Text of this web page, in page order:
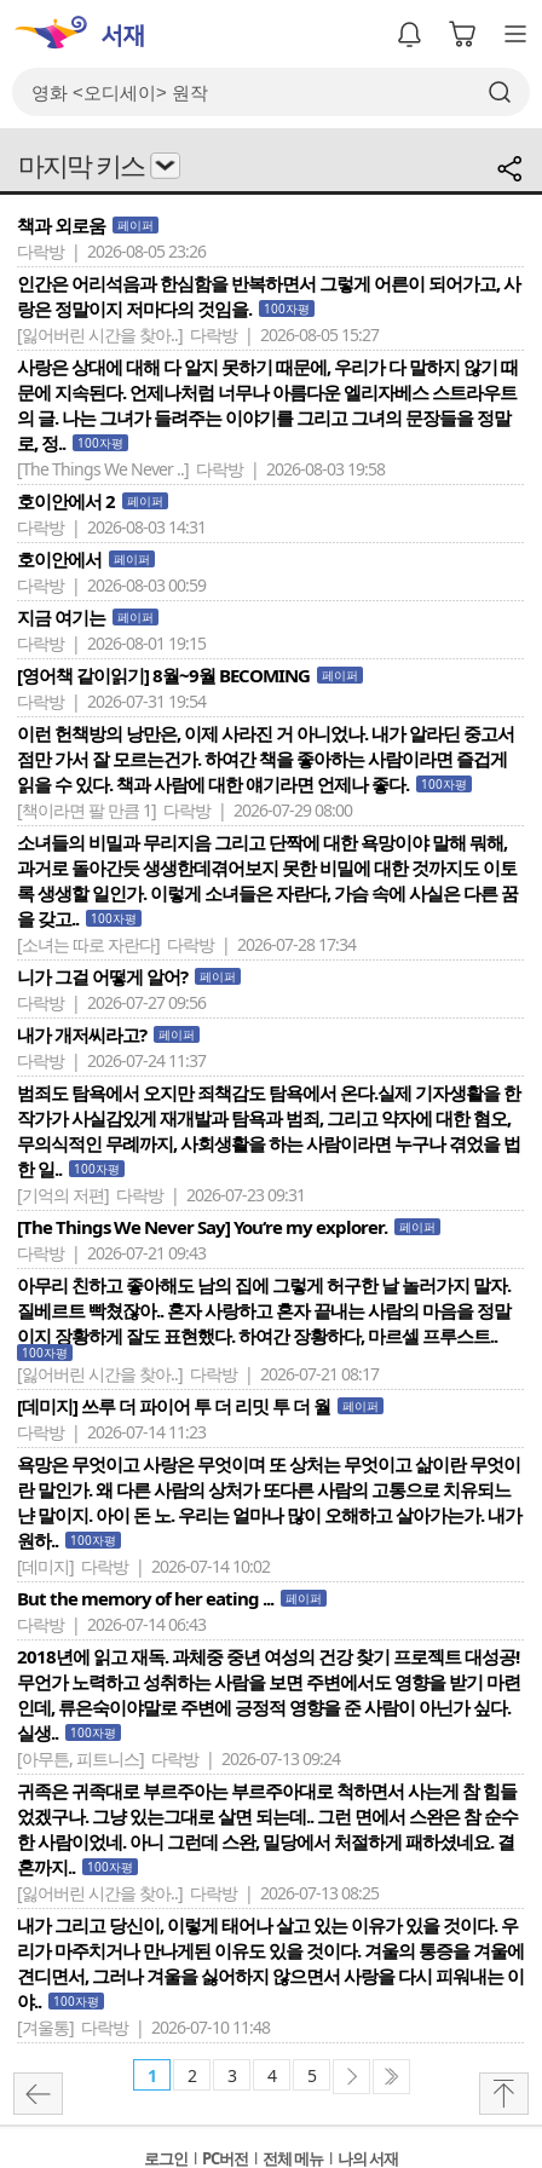
마지막 키스
책과 외로움 페이퍼
다락방 | 2026-08-05 23:26
인간은 어리석음과 한심함을 반복하면서 그렇게 어른이 되어가고, 사
랑은 정말이지 저마다의 것임을.
100자평
[잃어버린 시간을 찾아..] 다락방 | 2026-08-05 15:27
사랑은 상대에 대해 다 알지 못하기 때문에, 우리가 다 말하지 않기 때
문에 지속된다. 언제나처럼 너무나 아름다운 엘리자베스 스트라우트
의 글. 나는 그녀가 들려주는 이야기를 그리고 그녀의 문장들을 정말
로, 정..
100자평
[The Things We Never ..] 다락방 | 2026-08-03 19:58
호이안에서 2 페이퍼
다락방 | 2026-08-03 14:31
호이안에서 페이퍼
다락방 | 2026-08-03 00:59
지금 여기는 페이퍼
다락방 | 2026-08-01 19:15
[영어책 같이읽기] 8월~9월 BECOMING 페이퍼
다락방 | 2026-07-31 19:54
이런 헌책방의 낭만은, 이제 사라진 거 아니었나. 내가 알라딘 중고서
점만 가서 잘 모르는건가. 하여간 책을 좋아하는 사람이라면 즐겁게
읽을 수 있다. 책과 사람에 대한 얘기라면 언제나 좋다.
100자평
[책이라면 팔 만큼 1] 다락방 | 2026-07-29 08:00
소녀들의 비밀과 무리지음 그리고 단짝에 대한 욕망이야 말해 뭐해,
과거로 돌아간듯 생생한데겪어보지 못한 비밀에 대한 것까지도 이토
록 생생할 일인가. 이렇게 소녀들은 자란다, 가슴 속에 사실은 다른 꿈
을 갖고..
100자평
[소녀는 따로 자란다] 다락방 | 2026-07-28 17:34
니가 그걸 어떻게 알어? 페이퍼
다락방 | 2026-07-27 09:56
내가 개저씨라고? 페이퍼
다락방 | 2026-07-24 11:37
범죄도 탐욕에서 오지만 죄책감도 탐욕에서 온다.실제 기자생활을 한
작가가 사실감있게 재개발과 탐욕과 범죄, 그리고 약자에 대한 혐오,
무의식적인 무례까지, 사회생활을 하는 사람이라면 누구나 겪었을 법
한 일..
100자평
[기억의 저편] 다락방 | 2026-07-23 09:31
[The Things We Never Say] You‘re my explorer. 페이퍼
다락방 | 2026-07-21 09:43
아무리 친하고 좋아해도 남의 집에 그렇게 허구한 날 놀러가지 말자.
질베르트 빡쳤잖아.. 혼자 사랑하고 혼자 끝내는 사람의 마음을 정말
이지 장황하게 잘도 표현했다. 하여간 장황하다, 마르셀 프루스트..
100자평
[잃어버린 시간을 찾아..] 다락방 | 2026-07-21 08:17
[데미지] 쓰루 더 파이어 투 더 리밋 투 더 월 페이퍼
다락방 | 2026-07-14 11:23
욕망은 무엇이고 사랑은 무엇이며 또 상처는 무엇이고 삶이란 무엇이
란 말인가. 왜 다른 사람의 상처가 또다른 사람의 고통으로 치유되느
냔 말이지. 아이 돈 노. 우리는 얼마나 많이 오해하고 살아가는가. 내가
원하..
100자평
[데미지] 다락방 | 2026-07-14 10:02
But the memory of her eating ... 페이퍼
다락방 | 2026-07-14 06:43
2018년에 읽고 재독. 과체중 중년 여성의 건강 찾기 프로젝트 대성공!
무언가 노력하고 성취하는 사람을 보면 주변에서도 영향을 받기 마련
인데, 류은숙이야말로 주변에 긍정적 영향을 준 사람이 아닌가 싶다.
실생..
100자평
[아무튼, 피트니스] 다락방 | 2026-07-13 09:24
귀족은 귀족대로 부르주아는 부르주아대로 척하면서 사는게 참 힘들
었겠구나. 그냥 있는그대로 살면 되는데.. 그런 면에서 스완은 참 순수
한 사람이었네. 아니 그런데 스완, 밀당에서 처절하게 패하셨네요. 결
혼까지..
100자평
[잃어버린 시간을 찾아..] 다락방 | 2026-07-13 08:25
내가 그리고 당신이, 이렇게 태어나 살고 있는 이유가 있을 것이다. 우
리가 마주치거나 만나게된 이유도 있을 것이다. 겨울의 통증을 겨울에
견디면서, 그러나 겨울을 싫어하지 않으면서 사랑을 다시 피워내는 이
야..
100자평
[겨울통] 다락방 | 2026-07-10 11:48
1 2 3 4 5
로그인 l PC버전 l 전체 메뉴 l 나의 서재